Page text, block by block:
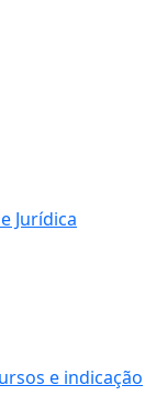
Jurídica
e indicação